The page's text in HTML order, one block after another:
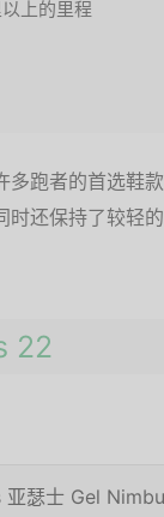
上的里程
跑者的首选鞋
时还保持了较轻
22
亚瑟士 Gel